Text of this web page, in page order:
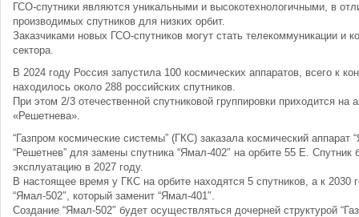
ГСО-спутники являются уникальными и высокотехнологичными, в
производимых спутников для низких орбит.
Заказчиками новых ГСО-спутников могут стать телекоммуникации и
сектора.
В 2024 году Россия запустила 100 космических аппаратов, всего к
находилось около 288 российских спутников.
При этом 2/3 отечественной спутниковой группировки приходится на
«Решетнева».
“Газпром космические системы” (ГКС) заказала космический аппарат
“Решетнев” для замены спутника “Ямал-402″ на орбите 55 E. Спутник
эксплуатацию в 2027 году.
В настоящее время у ГКС на орбите находятся 5 спутников, а к 2030
“Ямал-502″, который заменит “Ямал-401″.
Создание “Ямал-502″ будет осуществляться дочерней структурой